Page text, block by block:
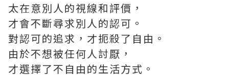
太在意別人的視線和評價，
才會不斷尋求別人的認可。
對認可的追求，才扼殺了自由。
由於不想被任何人討厭，
才選擇了不自由的生活方式。